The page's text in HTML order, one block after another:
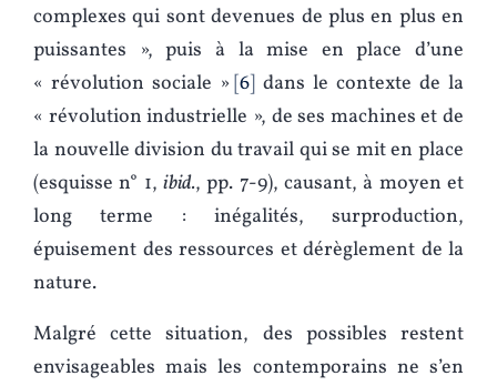
complexes qui sont devenues de plus en plus en
puissantes », puis à la mise en place d’une
« révolution sociale » 6 dans le contexte de la
« révolution industrielle », de ses machines et de
la nouvelle division du travail qui se mit en place
(esquisse n° 1, ibid., pp. 7-9), causant, à moyen et
long terme : inégalités, surproduction,
épuisement des ressources et dérèglement de la
nature.
Malgré cette situation, des possibles restent
envisageables mais les contemporains ne s’en